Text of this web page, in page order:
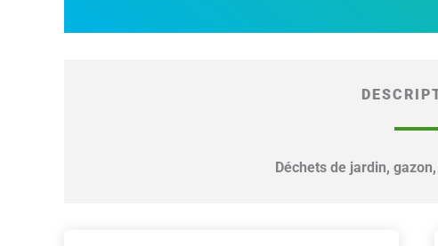
Déchets de jardin,